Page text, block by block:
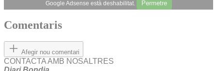
Google Adsense està deshabilitat. Permetre
Comentaris
Afegir nou comentari
CONTACTA AMB NOSALTRES